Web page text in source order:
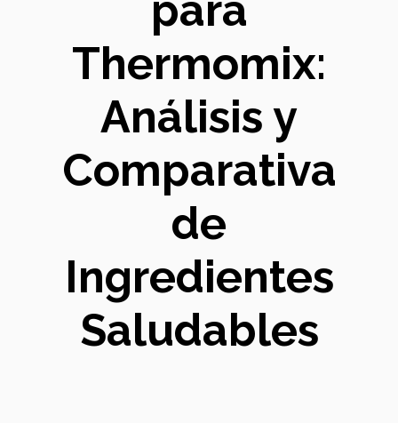
Thermomix:
Análisis y
Comparativa
de
Ingredientes
Saludables